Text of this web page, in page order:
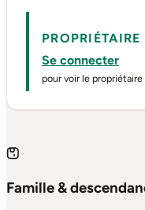
PROPRIÉTAIRE
Se connecter
pour voir le propriétaire
Famille &